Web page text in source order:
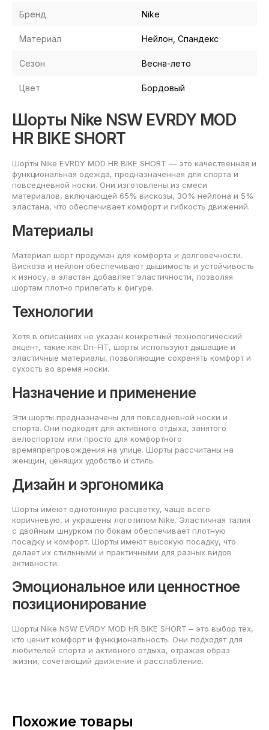
Бренд Nike
Материал Нейлон, Спандекс
Сезон Весна-лето
Цвет Бордовый
Шорты Nike NSW EVRDY MOD
HR BIKE SHORT
Шорты Nike EVRDY MOD HR BIKE SHORT — это качественная и
функциональная одежда, предназначенная для спорта и
повседневной носки. Они изготовлены из смеси
материалов, включающей 65% вискозы, 30% нейлона и 5%
эластана, что обеспечивает комфорт и гибкость движений.
Материалы
Материал шорт продуман для комфорта и долговечности.
Вискоза и нейлон обеспечивают дышимость и устойчивость
к износу, а эластан добавляет эластичности, позволяя
шортам плотно прилегать к фигуре.
Технологии
Хотя в описаниях не указан конкретный технологический
акцент, такие как Dri-FIT, шорты используют дышащие и
эластичные материалы, позволяющие сохранять комфорт и
сухость во время носки.
Назначение и применение
Эти шорты предназначены для повседневной носки и
спорта. Они подходят для активного отдыха, занятого
велоспортом или просто для комфортного
времяпрепровождения на улице. Шорты рассчитаны на
женщин, ценящих удобство и стиль.
Дизайн и эргономика
Шорты имеют однотонную расцветку, чаще всего
коричневую, и украшены логотипом Nike. Эластичная талия
с двойным шнурком по бокам обеспечивает плотную
посадку и комфорт. Шорты имеют высокую посадку, что
делает их стильными и практичными для разных видов
активности.
Эмоциональное или ценностное
позиционирование
Шорты Nike NSW EVRDY MOD HR BIKE SHORT – это выбор тех,
кто ценит комфорт и функциональность. Они подходят для
любителей спорта и активного отдыха, отражая образ
жизни, сочетающий движение и расслабление.
Похожие товары